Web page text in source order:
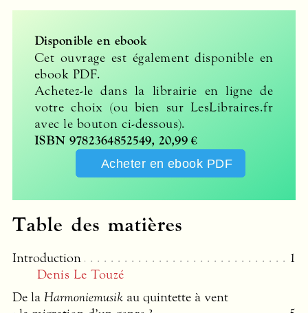
Disponible en ebook
Cet ouvrage est également disponible en
ebook PDF.
Achetez-le dans la librairie en ligne de
votre choix (ou bien sur LesLibraires.fr
avec le bouton ci-dessous).
ISBN 9782364852549, 20,99 €
Acheter en ebook PDF
Table des matières
Introduction
1
Denis Le Touzé
De la Harmoniemusik au quintette à vent